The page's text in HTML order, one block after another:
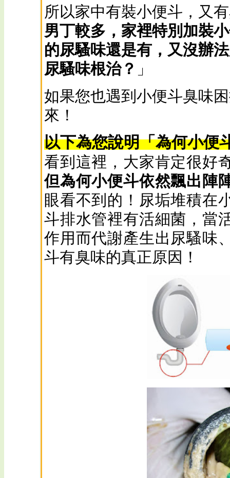
所以家中有裝小便斗，又
男丁較多，家裡特別加裝
的尿騷味還是有，又沒辦
尿騷味根治？ 」
如果您也遇到小便斗臭味
來！
以下為您說明「為何小便
看到這裡，大家肯定很好
但為何小便斗依然飄出陣
眼看不到的！尿垢堆積在
斗排水管裡有活細菌，當
作用而代謝產生出尿騷味
斗有臭味的真正原因！